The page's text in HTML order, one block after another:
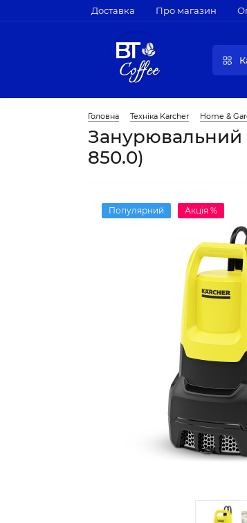
Доставка Про магазин
Головна Техніка Karcher Home &
Занурювальний
850.0)
Популярний Акція %